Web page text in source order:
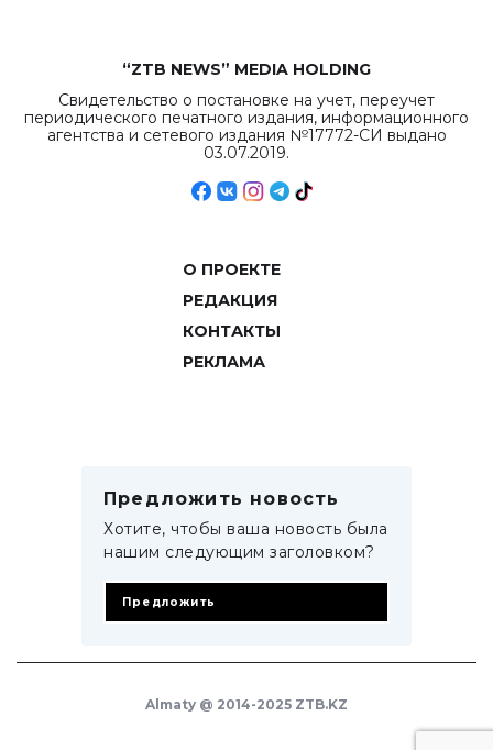
“ZTB NEWS” MEDIA HOLDING
Свидетельство о постановке на учет, переучет
периодического печатного издания, информационного
агентства и сетевого издания №17772-СИ выдано
03.07.2019.
О ПРОЕКТЕ
РЕДАКЦИЯ
КОНТАКТЫ
РЕКЛАМА
Предложить новость
Хотите, чтобы ваша новость была
нашим следующим заголовком?
Предложить
Almaty @ 2014-2025 ZTB.KZ